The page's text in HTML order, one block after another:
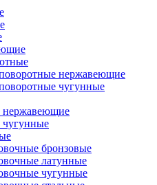
нержавеющие
чугунные
нержавеющие
бронзовые
латунные
чугунные